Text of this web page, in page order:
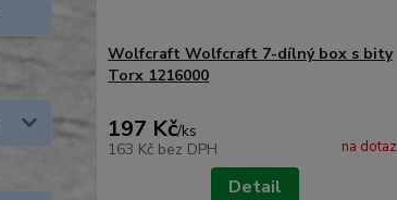
Wolfcraft Wolfcraft 7-dílný box s bity
Torx 1216000
197 Kč/ks
163 Kč bez DPH na dotaz
Detail